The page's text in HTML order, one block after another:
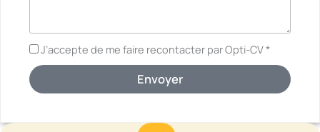
J’accepte de me faire recontacter par Opti-CV *
Envoyer